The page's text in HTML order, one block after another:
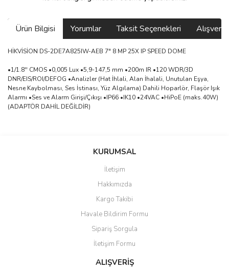
Ürün Bilgisi Yorumlar Taksit Seçenekleri
HİKVİSİON DS-2DE7A825IW-AEB 7" 8 MP 25X IP SPEED DOME
•1/1.8'' CMOS •0,005 Lux •5,9-147,5 mm •200m IR •120 WDR/3D
DNR/EIS/ROI/DEFOG •Analizler (Hat İhlali, Alan İhalali, Unutulan Eşya,
Nesne Kaybolması, Ses İstinası, Yüz Algılama) Dahili Hoparlör, Flaşör Işık
Alarmı •Ses ve Alarm Girişi/Çıkışı •IP66 •IK10 •24VAC •HiPoE (maks.40W)
(ADAPTÖR DAHİL DEĞİLDİR)
Bu ürüne ilk yorumu siz yapın!
güzel paketlenmiş ama yanında
ile 24 izlenmektedir diye küçük
bir tabela olsa daha hoş
hızlı güvenli bir alışveriş oldu
KURUMSAL
İletişim
Hakkımızda
Kargo Takibi
Havale Bildirim Formu
Sipariş Sorgula
İletişim Formu
ALIŞVERİŞ